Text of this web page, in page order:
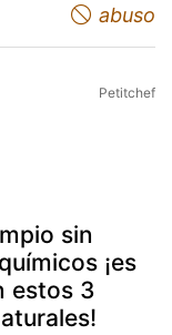
abuso
Petitchef
sin
¡es
estos 3